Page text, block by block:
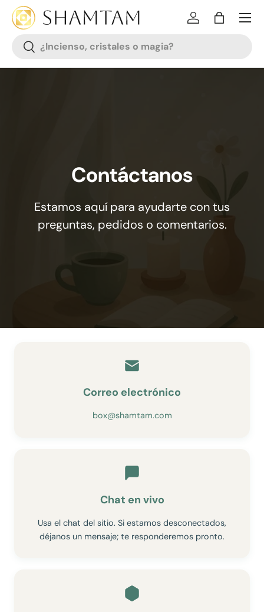
SALTAR AL CONTENIDO
Buscar
Buscar
Iniciar sesión
Bolsa
Contáctanos
Estamos aquí para ayudarte con tus
preguntas, pedidos o comentarios.
Correo electrónico
box@shamtam.com
Chat en vivo
Usa el chat del sitio. Si estamos desconectados,
déjanos un mensaje; te responderemos pronto.